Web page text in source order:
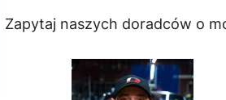
Zapytaj naszych doradców o